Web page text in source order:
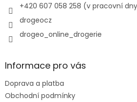
+420 607 058 258 (v pracovní
drogeocz
drogeo_online_drogerie
Informace pro vás
Doprava a platba
Obchodní podmínky